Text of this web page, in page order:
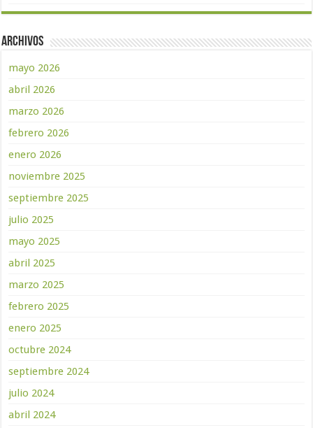
Archivos
mayo 2026
abril 2026
marzo 2026
febrero 2026
enero 2026
noviembre 2025
septiembre 2025
julio 2025
mayo 2025
abril 2025
marzo 2025
febrero 2025
enero 2025
octubre 2024
septiembre 2024
julio 2024
abril 2024